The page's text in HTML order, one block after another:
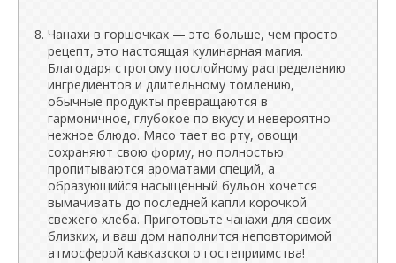
Чанахи в горшочках — это больше, чем просто
рецепт, это настоящая кулинарная магия.
Благодаря строгому послойному распределению
ингредиентов и длительному томлению,
обычные продукты превращаются в
гармоничное, глубокое по вкусу и невероятно
нежное блюдо. Мясо тает во рту, овощи
сохраняют свою форму, но полностью
пропитываются ароматами специй, а
образующийся насыщенный бульон хочется
вымачивать до последней капли корочкой
свежего хлеба. Приготовьте чанахи для своих
близких, и ваш дом наполнится неповторимой
атмосферой кавказского гостеприимства!